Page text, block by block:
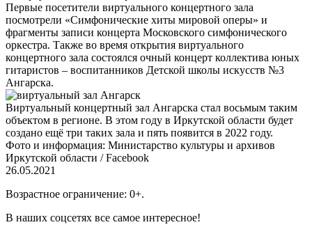
Первые посетители виртуального концертного зала
посмотрели «Симфонические хиты мировой оперы» и
фрагменты записи концерта Московского симфонического
оркестра. Также во время открытия виртуального
концертного зала состоялся очный концерт коллектива юных
гитаристов – воспитанников Детской школы искусств №3
Ангарска.
Виртуальный концертный зал Ангарска стал восьмым таким
объектом в регионе. В этом году в Иркутской области будет
создано ещё три таких зала и пять появится в 2022 году.
Фото и информация: Министарство культуры и архивов
Иркутской области / Facebook
26.05.2021
Возрастное ограничение: 0+.
В наших соцсетях все самое интересное!